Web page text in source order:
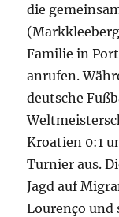
die
Familie in
anrufen.
deutsche
Kroatien 0:1
Turnier aus.
Jagd auf
Lourenço und